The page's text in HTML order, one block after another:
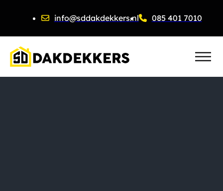
info@sddakdekkers.nl 085 401 7010